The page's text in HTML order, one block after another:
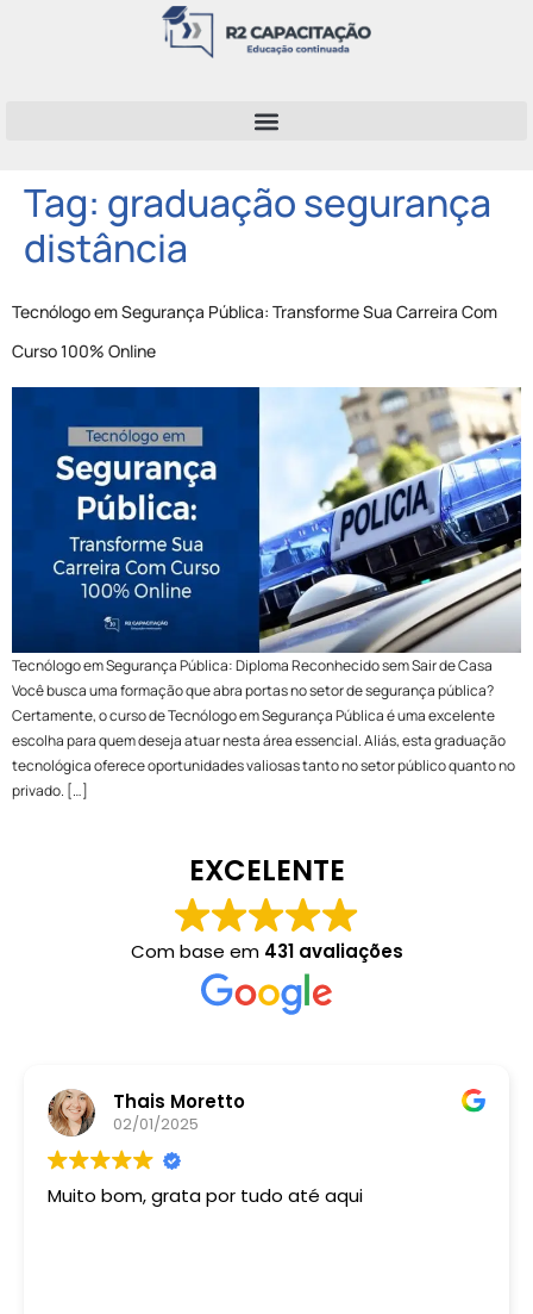
Tag: graduação segurança
distância
Tecnólogo em Segurança Pública: Transforme Sua Carreira Com
Curso 100% Online
Tecnólogo em Segurança Pública: Diploma Reconhecido sem Sair de Casa
Você busca uma formação que abra portas no setor de segurança pública?
Certamente, o curso de Tecnólogo em Segurança Pública é uma excelente
escolha para quem deseja atuar nesta área essencial. Aliás, esta graduação
tecnológica oferece oportunidades valiosas tanto no setor público quanto no
privado. […]
EXCELENTE
Com base em 431 avaliações
Thais Moretto
02/01/2025
Muito bom, grata por tudo até aqui